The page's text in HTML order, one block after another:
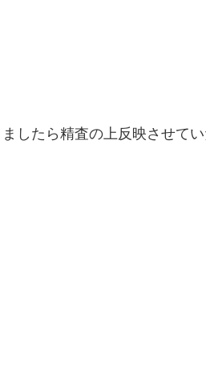
したら精査の上反映させて